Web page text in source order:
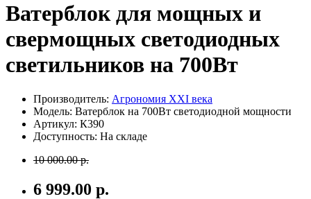
Ватерблок для мощных и
свермощных светодиодных
светильников на 700Вт
Производитель: Агрономия XXI века
Модель: Ватерблок на 700Вт светодиодной мощности
Артикул: К390
Доступность: На складе
10 000.00 р.
6 999.00 р.